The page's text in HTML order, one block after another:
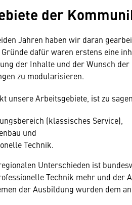
der
Jahren haben wir daran
Gründe dafür waren erstens eine
der Inhalte und der Wunsch
zu modularisieren.
unsere Arbeitsgebiete, ist zu
(klassisches Service),
und
Technik.
Unterschieden ist
Technik mehr und der
der Ausbildung wurden dem